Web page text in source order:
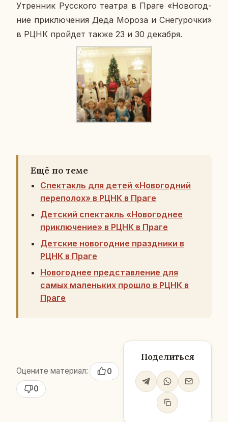
Утрен­ник Рус­ско­го театра в Праге «Но­во­год­
ние при­клю­че­ния Деда Мороза и Сне­гу­роч­ки»
в РЦНК прой­дет также 23 и 30 де­каб­ря.
Ещё по теме
Cпектакль для детей «Новогодний
переполох» в РЦНК в Праге
Детский спектакль «Новогоднее
приключение» в РЦНК в Праге
Детские новогодние праздники в
РЦНК в Праге
Новогоднее представление для
самых маленьких прошло в РЦНК в
Праге
Оцените материал:
0
0
Поделиться